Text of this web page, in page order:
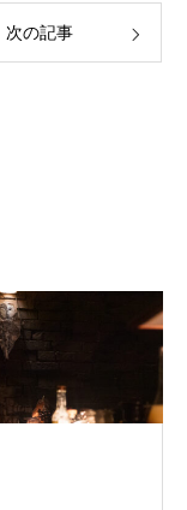
次の記事